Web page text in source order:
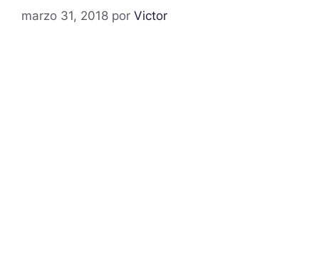
marzo 31, 2018 por Victor